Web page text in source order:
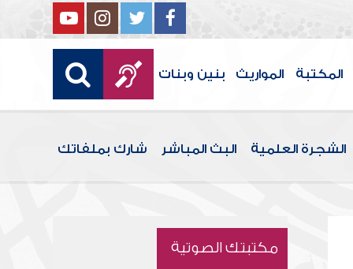
المكتبة المواريث بنين وبنات
الشجرة العلمية البث المباشر شارك بملفاتك
مكتبتك الصوتية